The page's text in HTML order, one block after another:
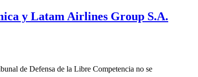
y Latam Airlines Group S.A.
de Defensa de la Libre Competencia no se